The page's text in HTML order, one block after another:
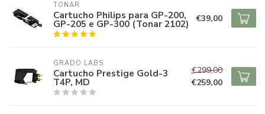
TONAR
Cartucho Philips para GP-200,
GP-205 e GP-300 (Tonar 2102) €39,00
GRADO LABS
Cartucho Prestige Gold-3
T4P, MD
€299,00
€259,00